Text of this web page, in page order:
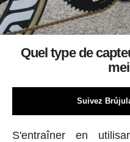
Quel type de
Suivez
S'entraîner en